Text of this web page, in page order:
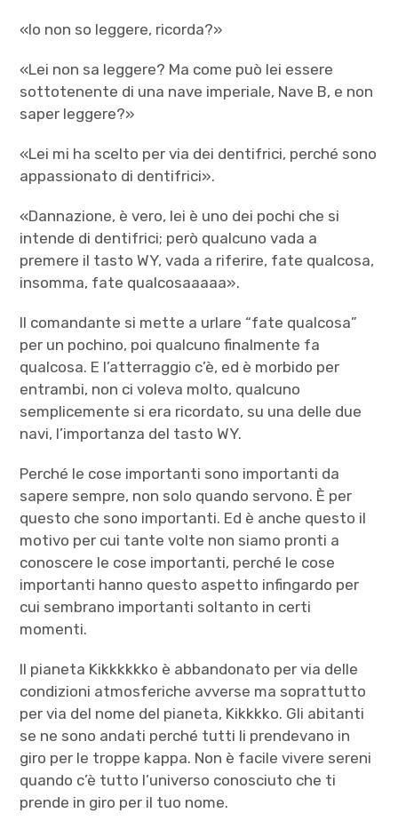
«Io non so leggere, ricorda?»
«Lei non sa leggere? Ma come può lei essere
sottotenente di una nave imperiale, Nave B, e non
saper leggere?»
«Lei mi ha scelto per via dei dentifrici, perché sono
appassionato di dentifrici».
«Dannazione, è vero, lei è uno dei pochi che si
intende di dentifrici; però qualcuno vada a
premere il tasto WY, vada a riferire, fate qualcosa,
insomma, fate qualcosaaaaa».
Il comandante si mette a urlare “fate qualcosa”
per un pochino, poi qualcuno finalmente fa
qualcosa. E l’atterraggio c’è, ed è morbido per
entrambi, non ci voleva molto, qualcuno
semplicemente si era ricordato, su una delle due
navi, l’importanza del tasto WY.
Perché le cose importanti sono importanti da
sapere sempre, non solo quando servono. È per
questo che sono importanti. Ed è anche questo il
motivo per cui tante volte non siamo pronti a
conoscere le cose importanti, perché le cose
importanti hanno questo aspetto infingardo per
cui sembrano importanti soltanto in certi
momenti.
Il pianeta Kikkkkkko è abbandonato per via delle
condizioni atmosferiche avverse ma soprattutto
per via del nome del pianeta, Kikkkko. Gli abitanti
se ne sono andati perché tutti li prendevano in
giro per le troppe kappa. Non è facile vivere sereni
quando c’è tutto l’universo conosciuto che ti
prende in giro per il tuo nome.